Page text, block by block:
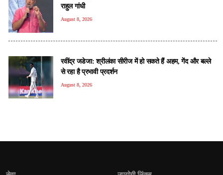
राहुल गांधी
August 8, 2026
रवींद्र जडेजा: श्रीलंका सीरीज में हो सकते हैं अहम, गेंद और बल्ले
से रहा है प्रभावी प्रदर्शन
August 8, 2026